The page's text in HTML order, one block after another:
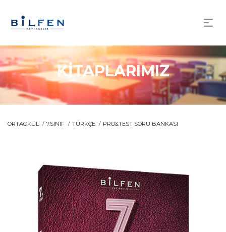
KİTAPLARIMIZ
ORTAOKUL 7.SINIF TÜRKÇE PRO&TEST SORU BANKASI